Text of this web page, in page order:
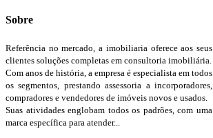
Sobre
Referência no mercado, a imobiliaria oferece aos seus
clientes soluções completas em consultoria imobiliária.
Com anos de história, a empresa é especialista em todos
os segmentos, prestando assessoria a incorporadores,
compradores e vendedores de imóveis novos e usados.
Suas atividades englobam todos os padrões, com uma
marca específica para atender...